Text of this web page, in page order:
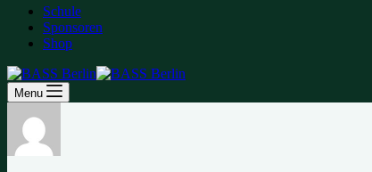
Schule
Sponsoren
Shop
Menu